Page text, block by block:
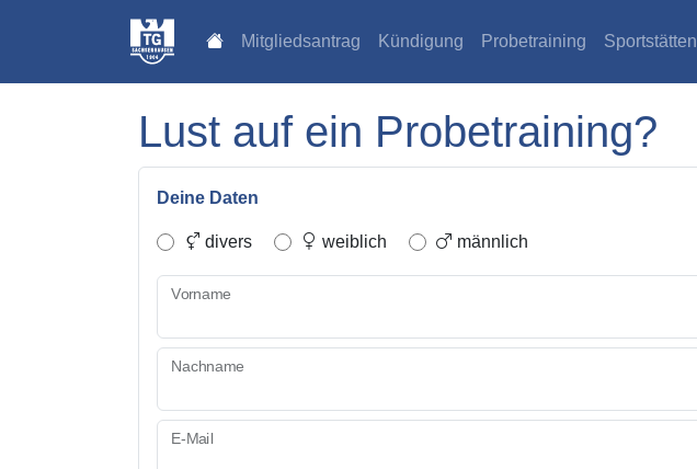
Mitgliedsantrag Kündigung Probetraining Sportstätten
Lust auf ein Probetraining?
Deine Daten
divers weiblich männlich
Vorname
Nachname
E-Mail